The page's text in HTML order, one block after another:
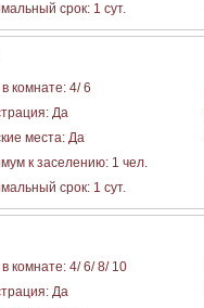
срок: 1 сут.
комнате: 4/ 6
Да
места: Да
к заселению: 1 чел.
срок: 1 сут.
комнате: 4/ 6/ 8/ 10
Да